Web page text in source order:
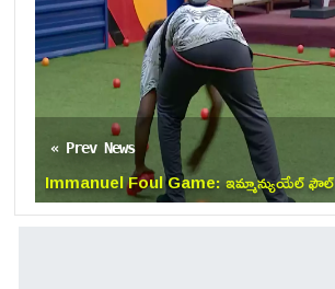
« Prev News
Immanuel Foul Game: ఇమ్మాన్యుయేల్ ఫౌల్
గేమ్.. పాపం సంజనకి అన్యాయం!